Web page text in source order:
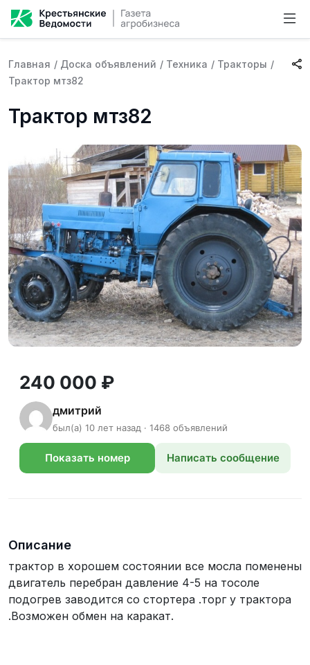
Главная / Доска объявлений / Техника / Тракторы /
Трактор мтз82
Трактор мтз82
240 000 ₽
дмитрий
был(а) 10 лет назад · 1468 объявлений
Показать номер Написать сообщение
Описание
трактор в хорошем состоянии все мосла поменены
двигатель перебран давление 4-5 на тосоле
подогрев заводится со стортера .торг у трактора
.Возможен обмен на каракат.